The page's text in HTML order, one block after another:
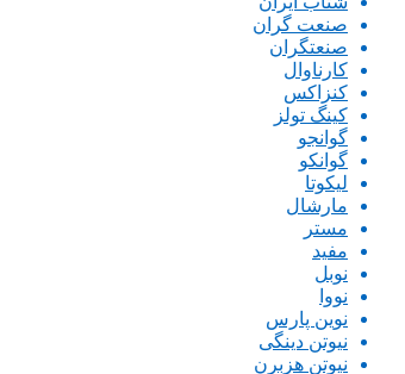
صنعت گران
صنعتگران
کارناوال
کنزاکس
کینگ تولز
گوانجو
گوانکو
لیکوتا
مارشال
مستر
مفید
نوبل
نووا
نوین پارس
نیوتن دینگی
نیوتن هزبرن